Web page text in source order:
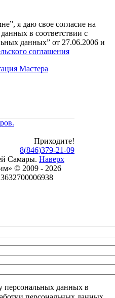
я даю свое согласие на
в соответствии с
данных” от 27.06.2006 и
соглашения
Мастера
Приходите!
8(846)379-21-09
Самары. Наверх
© 2009 - 2026
персональных данных в